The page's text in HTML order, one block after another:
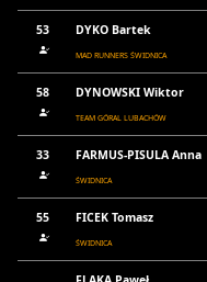
53 DYKO Bartek
MAD RUNNERS ŚWIDNICA
58 DYNOWSKI Wiktor
TEAM GÓRAL LUBACHÓW
33 FARMUS-PISULA Anna
ŚWIDNICA
55 FICEK Tomasz
ŚWIDNICA